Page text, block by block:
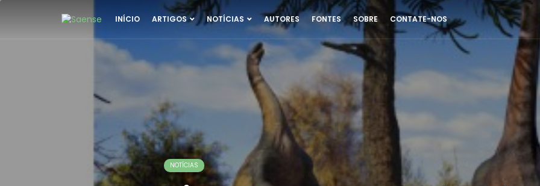
INÍCIO ARTIGOS NOTÍCIAS AUTORES FONTES SOBRE CONTATE-NOS
NOTÍCIAS